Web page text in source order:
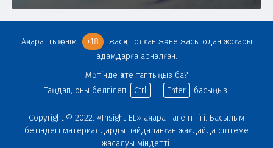
Copyright © 2022. «Insight-EL» ақпарат агенттігі. Басылым
бетіндегі материалдарды пайдаланған жағдайда сілтеме
жасалуы міндетті.
Ақпараттық өнім +18
жасқа толған және жасы одан жоғары
адамдарға арналған.
Мәтінде қате таптыңыз ба?
Таңдап, оны белгілеп
Ctrl + Enter басыңыз.